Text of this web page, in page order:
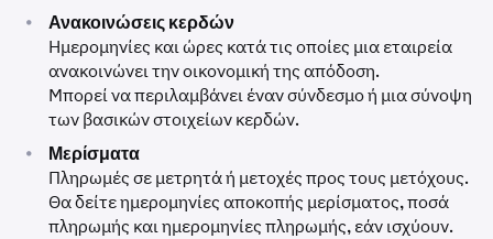
•
Ανακοινώσεις κερδών
Ημερομηνίες και ώρες κατά τις οποίες μια εταιρεία
ανακοινώνει την οικονομική της απόδοση.
Μπορεί να περιλαμβάνει έναν σύνδεσμο ή μια σύνοψη
των βασικών στοιχείων κερδών.
•
Μερίσματα
Πληρωμές σε μετρητά ή μετοχές προς τους μετόχους.
Θα δείτε ημερομηνίες αποκοπής μερίσματος, ποσά
πληρωμής και ημερομηνίες πληρωμής, εάν ισχύουν.